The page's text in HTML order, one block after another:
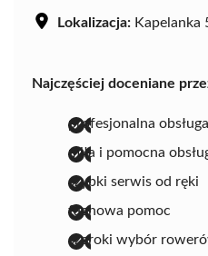
Lokalizacja: Kapelanka
Najczęściej doceniane
profesjonalna obsługa
miła i pomocna
szybki serwis od ręki
fachowa pomoc
szeroki wybór